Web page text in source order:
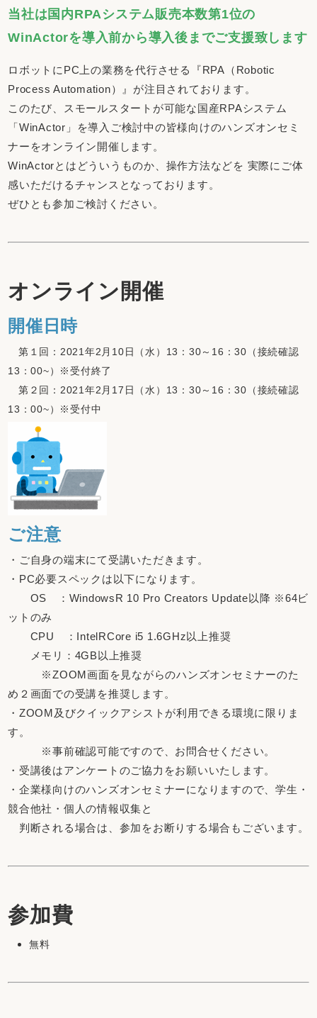
当社は国内RPAシステム販売本数第1位の
WinActorを導入前から導入後までご支援致します
ロボットにPC上の業務を代行させる『RPA（Robotic
Process Automation）』が注目されております。
このたび、スモールスタートが可能な国産RPAシステム
「WinActor」を導入ご検討中の皆様向けのハンズオンセミ
ナーをオンライン開催します。
WinActorとはどういうものか、操作方法などを 実際にご体
感いただけるチャンスとなっております。
ぜひとも参加ご検討ください。
オンライン開催
開催日時
第１回：2021年2月10日（水）13：30～16：30（接続確認
13：00~）※受付終了
第２回：2021年2月17日（水）13：30～16：30（接続確認
13：00~）※受付中
ご注意
・ご自身の端末にて受講いただきます。
・PC必要スペックは以下になります。
OS ：WindowsR 10 Pro Creators Update以降 ※64ビ
ットのみ
CPU ：IntelRCore i5 1.6GHz以上推奨
メモリ：4GB以上推奨
※ZOOM画面を見ながらのハンズオンセミナーのた
め２画面での受講を推奨します。
・ZOOM及びクイックアシストが利用できる環境に限りま
す。
※事前確認可能ですので、お問合せください。
・受講後はアンケートのご協力をお願いいたします。
・企業様向けのハンズオンセミナーになりますので、学生・
競合他社・個人の情報収集と
判断される場合は、参加をお断りする場合もございます。
参加費
無料